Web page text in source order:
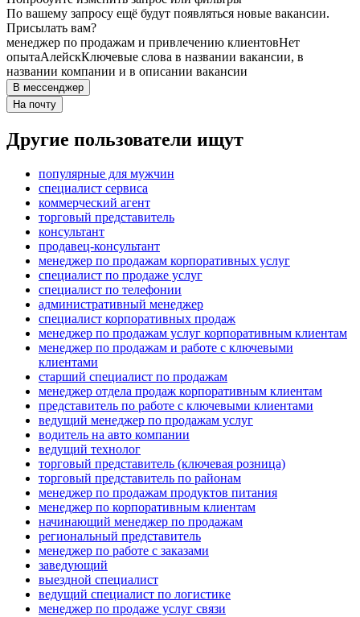
По вашему запросу ещё будут появляться новые вакансии.
Присылать вам?
менеджер по продажам и привлечению клиентовНет
опытаАлейскКлючевые слова в названии вакансии, в
названии компании и в описании вакансии
В мессенджер
На почту
Другие пользователи ищут
популярные для мужчин
специалист сервиса
коммерческий агент
торговый представитель
консультант
продавец-консультант
менеджер по продажам корпоративных услуг
специалист по продаже услуг
специалист по телефонии
административный менеджер
специалист корпоративных продаж
менеджер по продажам услуг корпоративным клиентам
менеджер по продажам и работе с ключевыми
клиентами
старший специалист по продажам
менеджер отдела продаж корпоративным клиентам
представитель по работе с ключевыми клиентами
ведущий менеджер по продажам услуг
водитель на авто компании
ведущий технолог
торговый представитель (ключевая розница)
торговый представитель по районам
менеджер по продажам продуктов питания
менеджер по корпоративным клиентам
начинающий менеджер по продажам
региональный представитель
менеджер по работе с заказами
заведующий
выездной специалист
ведущий специалист по логистике
менеджер по продаже услуг связи